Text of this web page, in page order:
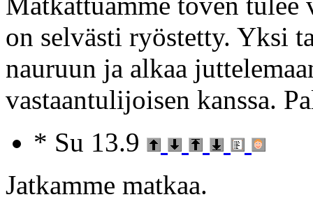
on selvästi ryöstetty. Yksi
nauruun ja alkaa
vastaantulijoisen kanssa.
* Su 13.9
Jatkamme matkaa.